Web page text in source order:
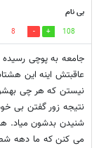
بی نام
108
8
جامعه به پوچی رسیده
عاقبتش اینه این
نیستن که هر چی
نتیجه زور گفتن بی
شنیدن بدشون میاد.
می کنن که ما دهه